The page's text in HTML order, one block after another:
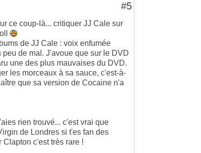
#5
ce coup-là... critiquer JJ Cale sur
de JJ Cale : voix enfumée
de mal. J'avoue que sur le DVD
une des plus mauvaises du DVD.
les morceaux à sa sauce, c'est-à-
que sa version de Cocaine n'a
rien trouvé... c'est vrai que
de Londres si t'es fan des
Clapton c'est très rare !